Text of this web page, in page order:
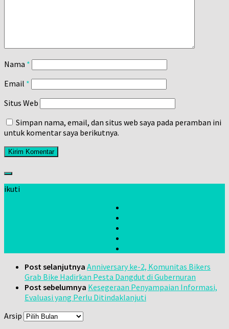
Nama *
Email *
Situs Web
Simpan nama, email, dan situs web saya pada peramban ini
untuk komentar saya berikutnya.
ikuti
Post selanjutnya Anniversary ke-2, Komunitas Bikers
Grab Bike Hadirkan Pesta Dangdut di Gubernuran
Post sebelumnya Kesegeraan Penyampaian Informasi,
Evaluasi yang Perlu Ditindaklanjuti
Arsip